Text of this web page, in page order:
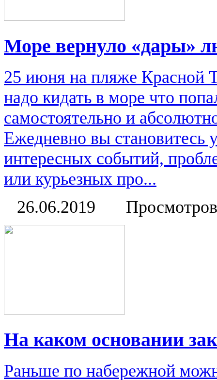
Море вернуло «дары»
25 июня на пляже Красной
надо кидать в море что
самостоятельно и
Ежедневно вы становитесь
интересных событий,
или курьезных про...
26.06.2019
На каком основании
Раньше по набережной